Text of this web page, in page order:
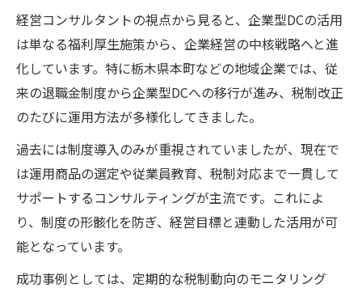
経営コンサルタントの視点から見ると、企業型DCの活用
は単なる福利厚生施策から、企業経営の中核戦略へと進
化しています。特に栃木県本町などの地域企業では、従
来の退職金制度から企業型DCへの移行が進み、税制改正
のたびに運用方法が多様化してきました。
過去には制度導入のみが重視されていましたが、現在で
は運用商品の選定や従業員教育、税制対応まで一貫して
サポートするコンサルティングが主流です。これによ
り、制度の形骸化を防ぎ、経営目標と連動した活用が可
能となっています。
成功事例としては、定期的な税制動向のモニタリング